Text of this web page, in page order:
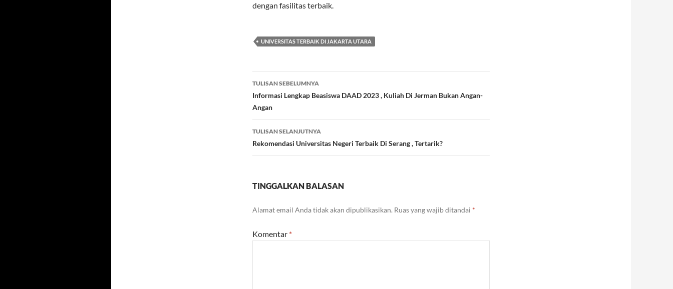
dengan fasilitas terbaik.
UNIVERSITAS TERBAIK DI JAKARTA UTARA
Navigasi
Tulisan
TULISAN SEBELUMNYA
Informasi Lengkap Beasiswa DAAD 2023 , Kuliah Di Jerman Bukan Angan-
Angan
TULISAN SELANJUTNYA
Rekomendasi Universitas Negeri Terbaik Di Serang , Tertarik?
TINGGALKAN BALASAN
Alamat email Anda tidak akan dipublikasikan. Ruas yang wajib ditandai *
Komentar *